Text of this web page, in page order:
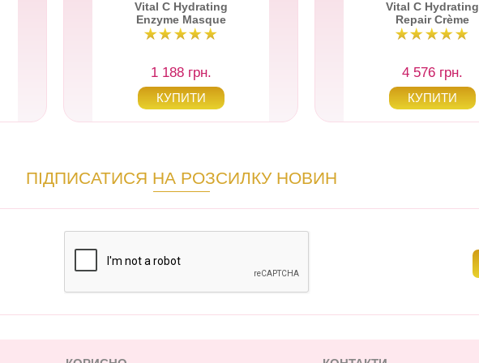
Vital C Hydrating
Enzyme Masque
1 188 грн.
Vital C Hydrating
Repair Crème
4 576 грн.
ПІДПИСАТИСЯ НА РОЗСИЛКУ НОВИН